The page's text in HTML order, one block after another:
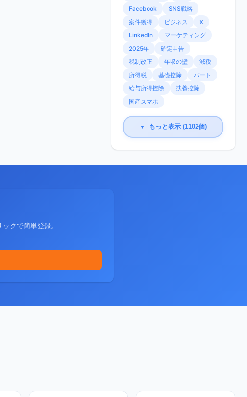
Facebook
SNS戦略
案件獲得
ビジネス
X
LinkedIn
マーケティング
2025年
確定申告
税制改正
年収の壁
減税
所得税
基礎控除
パート
給与所得控除
扶養控除
国産スマホ
▼ もっと表示 (1102個)
クで簡単登録。